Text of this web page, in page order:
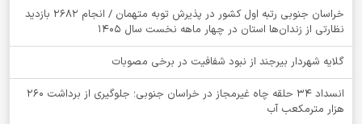
خراسان جنوبی رتبه اول کشور در پذیرش توبه متهمان / انجام ۲۶۸۲ بازدید
نظارتی از زندان‌ها استان در چهار ماهه نخست سال 1405
گلایه شهردار بیرجند از نبود شفافیت در برخی مصوبات
انسداد ۳۴ حلقه چاه غیرمجاز در خراسان جنوبی؛ جلوگیری از برداشت ۲۶۰
هزار مترمکعب آب